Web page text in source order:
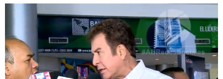
Próximo
Cerrado bulevar frente a Aeropuerto Toncontín por incendio en dos negocios
02:17